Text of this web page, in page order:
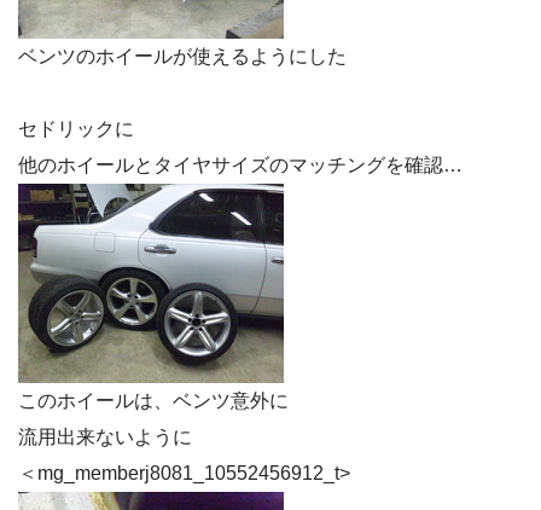
ベンツのホイールが使えるようにした
セドリックに
他のホイールとタイヤサイズのマッチングを確認…
このホイールは、ベンツ意外に
流用出来ないように
＜mg_memberj8081_10552456912_t>